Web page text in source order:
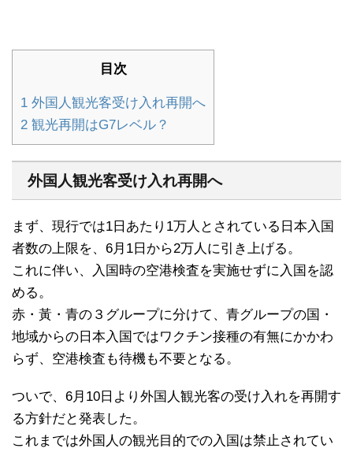
目次
1 外国人観光客受け入れ再開へ
2 観光再開はG7レベル？
外国人観光客受け入れ再開へ
まず、現行では1日あたり1万人とされている日本入国
者数の上限を、6月1日から2万人に引き上げる。
これに伴い、入国時の空港検査を実施せずに入国を認
める。
赤・黃・青の３グループに分けて、青グループの国・
地域からの日本入国ではワクチン接種の有無にかかわ
らず、空港検査も待機も不要となる。
ついで、6月10日より外国人観光客の受け入れを再開す
る方針だと発表した。
これまでは外国人の観光目的での入国は禁止されてい